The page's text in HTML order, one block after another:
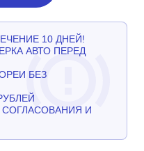
10 ДНЕЙ!
АВТО ПЕРЕД
БЕЗ
И